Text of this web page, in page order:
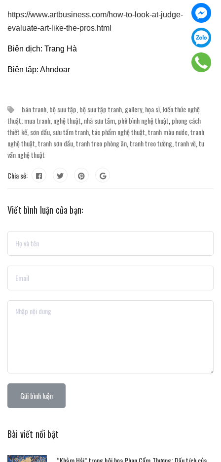
https://www.artbusiness.com/how-to-look-at-judge-
evaluate-art-like-the-pros.html
Biên dịch: Trang Hà
Biên tập: Ahndoar
bán tranh bộ sưu tập bộ sưu tập tranh gallery, họa sĩ, kiến thức nghệ
thuật mua tranh nghệ thuật nhà sưu tầm phê bình nghệ thuật phong cách
thiết kế, sơn dầu sưu tầm tranh tác phẩm nghệ thuật tranh màu nước tranh
nghệ thuật tranh sơn dầu tranh treo phòng ăn tranh treo tường tranh vẽ tư
vấn nghệ thuật
Chia sẻ:
Viết bình luận của bạn:
Gửi bình luận
Bài viết nổi bật